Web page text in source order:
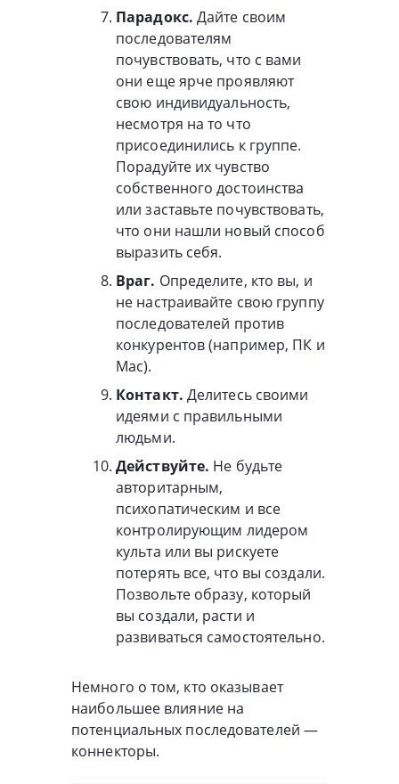
Парадокс. Дайте своим
последователям
почувствовать, что с вами
они еще ярче проявляют
свою индивидуальность,
несмотря на то что
присоединились к группе.
Порадуйте их чувство
собственного достоинства
или заставьте почувствовать,
что они нашли новый способ
выразить себя.
Враг. Определите, кто вы, и
не настраивайте свою группу
последователей против
конкурентов (например, ПК и
Mac).
Контакт. Делитесь своими
идеями с правильными
людьми.
Действуйте. Не будьте
авторитарным,
психопатическим и все
контролирующим лидером
культа или вы рискуете
потерять все, что вы создали.
Позвольте образу, который
вы создали, расти и
развиваться самостоятельно.
Немного о том, кто оказывает
наибольшее влияние на
потенциальных последователей —
коннекторы.